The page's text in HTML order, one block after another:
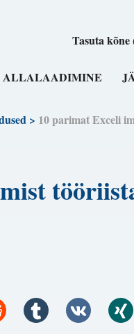
Tasuta
ALLALAADIMINE
> 10 parimat Exceli